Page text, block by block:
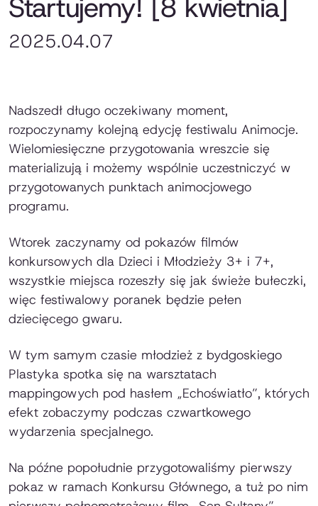
2025.04.07
Nadszedł długo oczekiwany moment,
rozpoczynamy kolejną edycję festiwalu Animocje.
Wielomiesięczne przygotowania wreszcie się
materializują i możemy wspólnie uczestniczyć w
przygotowanych punktach animocjowego
programu.
Wtorek zaczynamy od pokazów filmów
konkursowych dla Dzieci i Młodzieży 3+ i 7+,
wszystkie miejsca rozeszły się jak świeże bułeczki,
więc festiwalowy poranek będzie pełen
dziecięcego gwaru.
W tym samym czasie młodzież z bydgoskiego
Plastyka spotka się na warsztatach
mappingowych pod hasłem „Echoświatło”, których
efekt zobaczymy podczas czwartkowego
wydarzenia specjalnego.
Na późne popołudnie przygotowaliśmy pierwszy
pokaz w ramach Konkursu Głównego, a tuż po nim